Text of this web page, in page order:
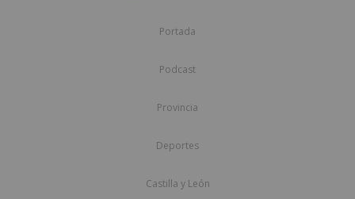
Portada
Podcast
Provincia
Deportes
Castilla y León